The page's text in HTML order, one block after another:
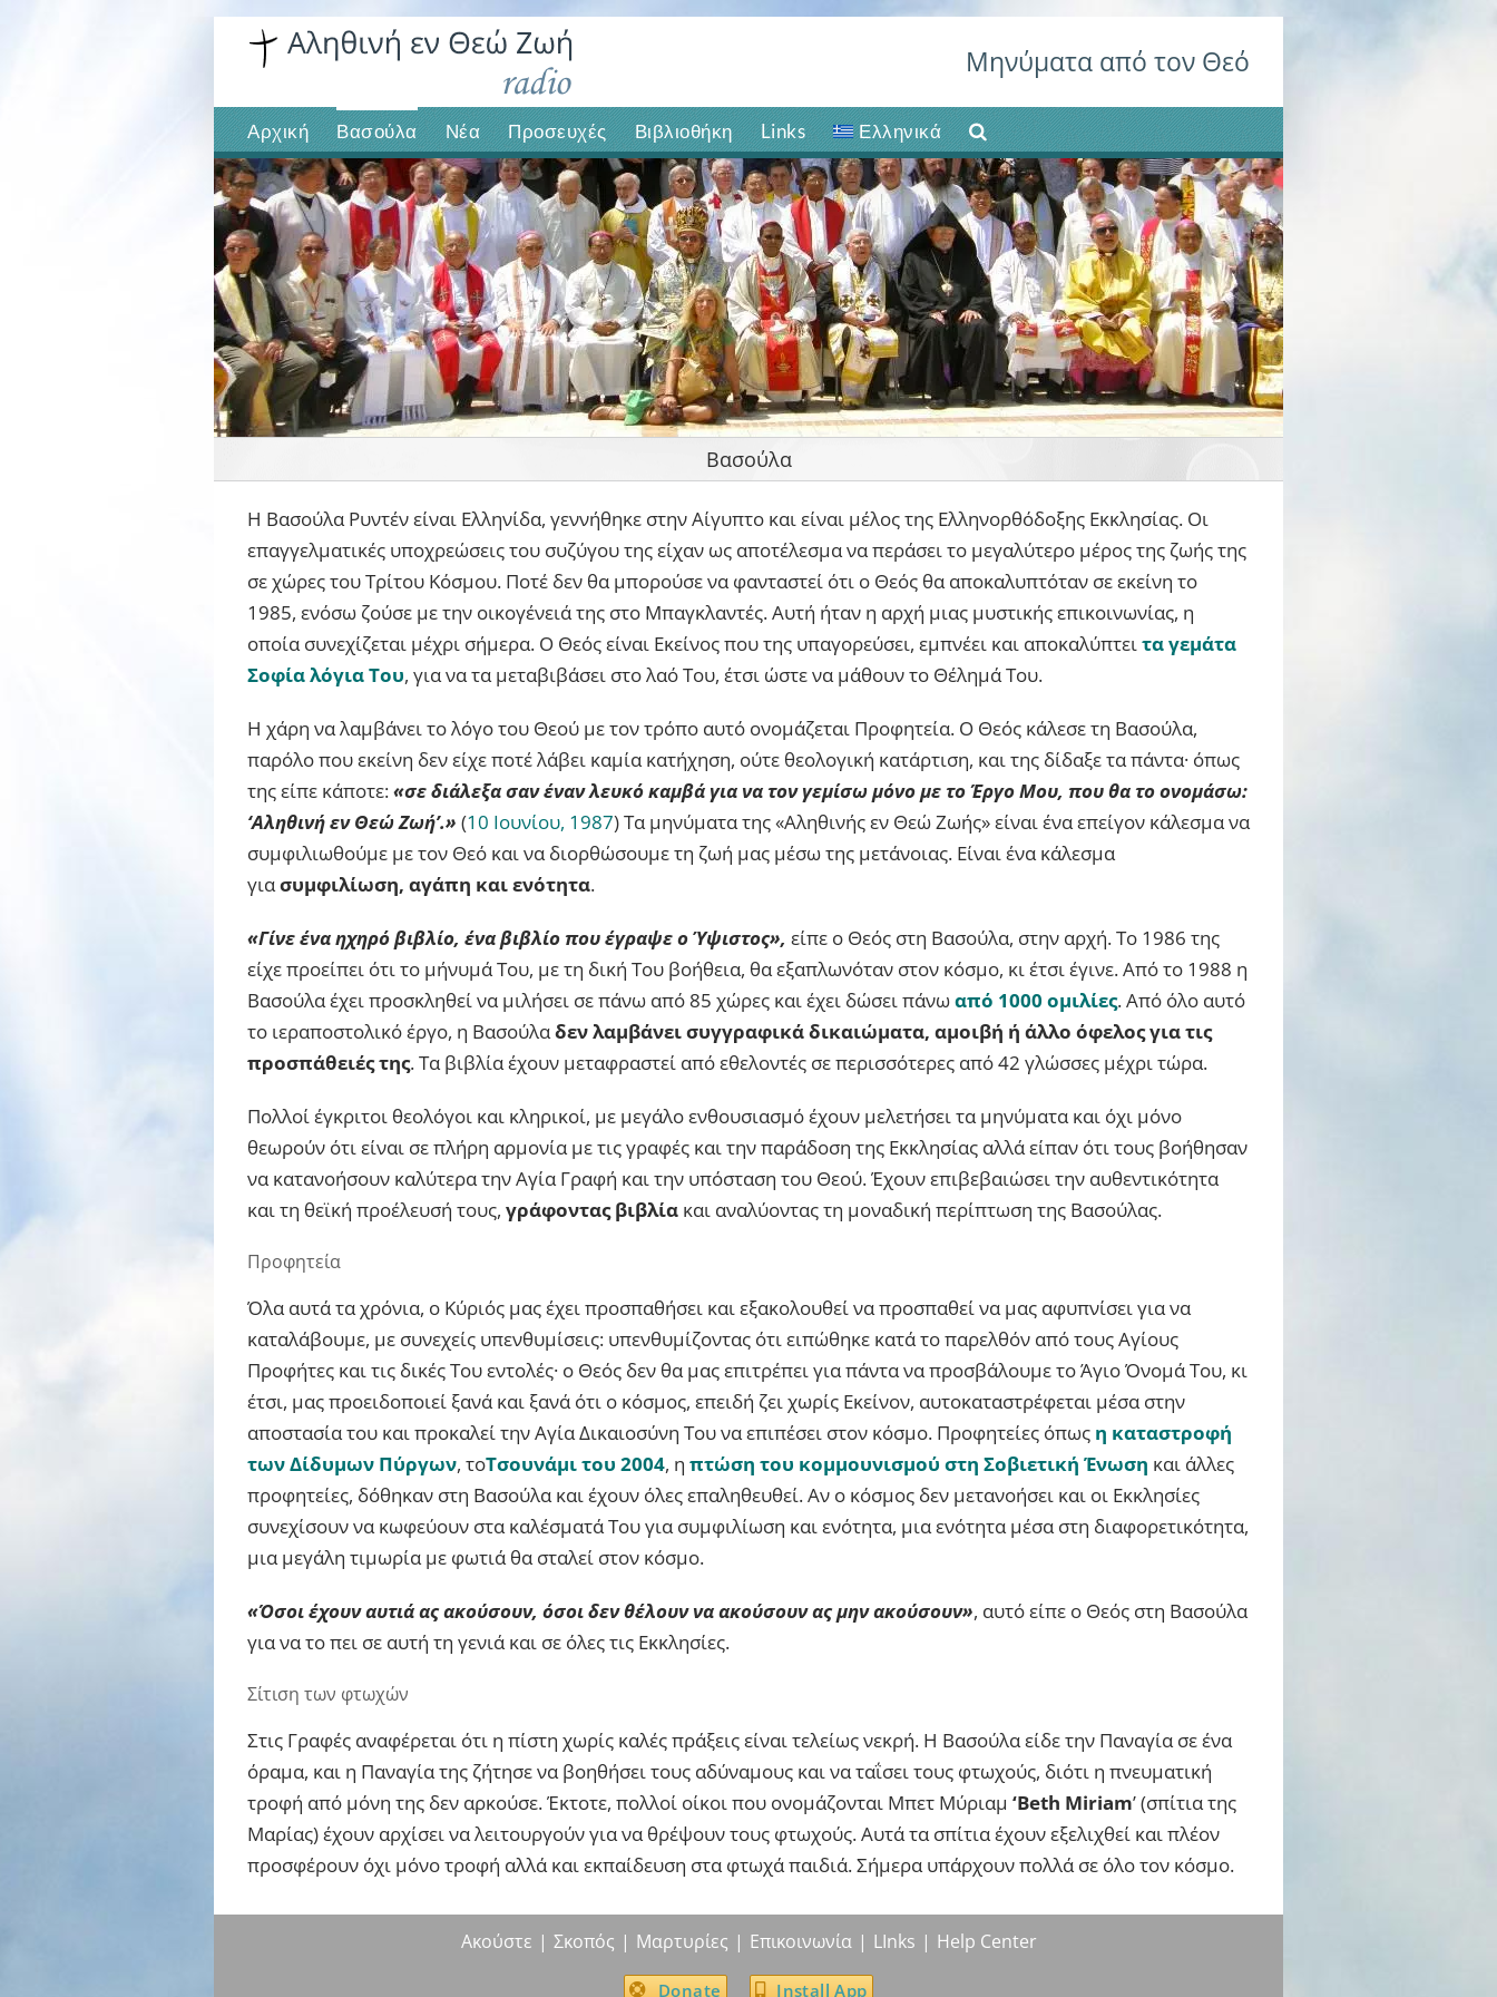
Μηνύματα από τον Θεό
Αρχική Βασούλα Νέα Προσευχές Βιβλιοθήκη Links Ελληνικά
Βασούλα
Η Βασούλα Ρυντέν είναι Ελληνίδα, γεννήθηκε στην Αίγυπτο και είναι μέλος της Ελληνορθόδοξης Εκκλησίας. Οι
επαγγελματικές υποχρεώσεις του συζύγου της είχαν ως αποτέλεσμα να περάσει το μεγαλύτερο μέρος της ζωής της
σε χώρες του Τρίτου Κόσμου. Ποτέ δεν θα μπορούσε να φανταστεί ότι ο Θεός θα αποκαλυπτόταν σε εκείνη το
1985, ενόσω ζούσε με την οικογένειά της στο Μπαγκλαντές. Αυτή ήταν η αρχή μιας μυστικής επικοινωνίας, η
οποία συνεχίζεται μέχρι σήμερα. Ο Θεός είναι Εκείνος που της υπαγορεύσει, εμπνέει και αποκαλύπτειτα γεμάτα
Σοφία λόγια Του, για να τα μεταβιβάσει στο λαό Του, έτσι ώστε να μάθουν το Θέλημά Του.
Η χάρη να λαμβάνει το λόγο του Θεού με τον τρόπο αυτό ονομάζεται Προφητεία. Ο Θεός κάλεσε τη Βασούλα,
παρόλο που εκείνη δεν είχε ποτέ λάβει καμία κατήχηση, ούτε θεολογική κατάρτιση, και της δίδαξε τα πάντα· όπως
της είπε κάποτε:«σε διάλεξα σαν έναν λευκό καμβά για να τον γεμίσω μόνο με το Έργο Μου, που θα το ονομάσω:
‘Αληθινή εν Θεώ Ζωή’.» (10 Ιουνίου, 1987) Τα μηνύματα της «Αληθινής εν Θεώ Ζωής» είναι ένα επείγον κάλεσμα να
συμφιλιωθούμε με τον Θεό και να διορθώσουμε τη ζωή μας μέσω της μετάνοιας. Είναι ένα κάλεσμα
γιασυμφιλίωση, αγάπη και ενότητα.
«Γίνε ένα ηχηρό βιβλίο, ένα βιβλίο που έγραψε ο Ύψιστος», είπε ο Θεός στη Βασούλα, στην αρχή. Το 1986 της
είχε προείπει ότι το μήνυμά Του, με τη δική Του βοήθεια, θα εξαπλωνόταν στον κόσμο, κι έτσι έγινε. Από το 1988 η
Βασούλα έχει προσκληθεί να μιλήσει σε πάνω από 85 χώρες και έχει δώσει πάνωαπό 1000 ομιλίες. Από όλο αυτό
το ιεραποστολικό έργο, η Βασούλαδεν λαμβάνει συγγραφικά δικαιώματα, αμοιβή ή άλλο όφελος για τις
προσπάθειές της. Τα βιβλία έχουν μεταφραστεί από εθελοντές σε περισσότερες από 42 γλώσσες μέχρι τώρα.
Πολλοί έγκριτοι θεολόγοι και κληρικοί, με μεγάλο ενθουσιασμό έχουν μελετήσει τα μηνύματα και όχι μόνο
θεωρούν ότι είναι σε πλήρη αρμονία με τις γραφές και την παράδοση της Εκκλησίας αλλά είπαν ότι τους βοήθησαν
να κατανοήσουν καλύτερα την Αγία Γραφή και την υπόσταση του Θεού. Έχουν επιβεβαιώσει την αυθεντικότητα
και τη θεϊκή προέλευσή τους, γράφοντας βιβλία και αναλύοντας τη μοναδική περίπτωση της Βασούλας.
Προφητεία
Όλα αυτά τα χρόνια, ο Κύριός μας έχει προσπαθήσει και εξακολουθεί να προσπαθεί να μας αφυπνίσει για να
καταλάβουμε, με συνεχείς υπενθυμίσεις: υπενθυμίζοντας ότι ειπώθηκε κατά το παρελθόν από τους Αγίους
Προφήτες και τις δικές Του εντολές· ο Θεός δεν θα μας επιτρέπει για πάντα να προσβάλουμε το Άγιο Όνομά Του, κι
έτσι, μας προειδοποιεί ξανά και ξανά ότι ο κόσμος, επειδή ζει χωρίς Εκείνον, αυτοκαταστρέφεται μέσα στην
αποστασία του και προκαλεί την Αγία Δικαιοσύνη Του να επιπέσει στον κόσμο. Προφητείες όπως η καταστροφή
των Δίδυμων Πύργων, τοTσουνάμι του 2004, η πτώση του κομμουνισμού στη Σοβιετική Ένωση και άλλες
προφητείες, δόθηκαν στη Βασούλα και έχουν όλες επαληθευθεί. Αν ο κόσμος δεν μετανοήσει και οι Εκκλησίες
συνεχίσουν να κωφεύουν στα καλέσματά Του για συμφιλίωση και ενότητα, μια ενότητα μέσα στη διαφορετικότητα,
μια μεγάλη τιμωρία με φωτιά θα σταλεί στον κόσμο.
«Όσοι έχουν αυτιά ας ακούσουν, όσοι δεν θέλουν να ακούσουν ας μην ακούσουν», αυτό είπε ο Θεός στη Βασούλα
για να το πει σε αυτή τη γενιά και σε όλες τις Εκκλησίες.
Σίτιση των φτωχών
Στις Γραφές αναφέρεται ότι η πίστη χωρίς καλές πράξεις είναι τελείως νεκρή. Η Βασούλα είδε την Παναγία σε ένα
όραμα, και η Παναγία της ζήτησε να βοηθήσει τους αδύναμους και να ταΐσει τους φτωχούς, διότι η πνευματική
τροφή από μόνη της δεν αρκούσε. Έκτοτε, πολλοί οίκοι που ονομάζονται Μπετ Μύριαμ ‘Beth Miriam’ (σπίτια της
Μαρίας) έχουν αρχίσει να λειτουργούν για να θρέψουν τους φτωχούς. Αυτά τα σπίτια έχουν εξελιχθεί και πλέον
προσφέρουν όχι μόνο τροφή αλλά και εκπαίδευση στα φτωχά παιδιά. Σήμερα υπάρχουν πολλά σε όλο τον κόσμο.
Ακούστε Σκοπός Μαρτυρίες Επικοινωνία LInks Help Center
Donate Install App